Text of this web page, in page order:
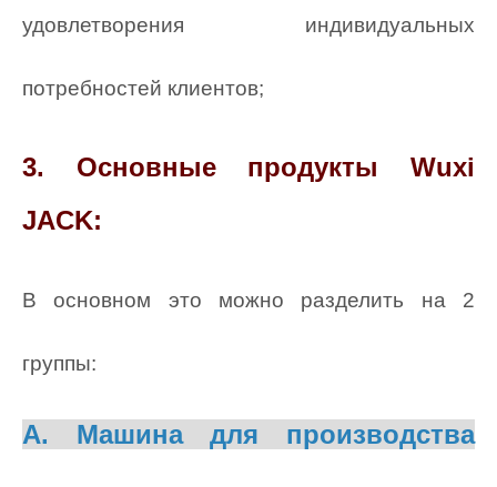
удовлетворения индивидуальных
потребностей клиентов;
3. Основные продукты Wuxi
JACK:
В основном это можно разделить на 2
группы:
A. Машина для производства